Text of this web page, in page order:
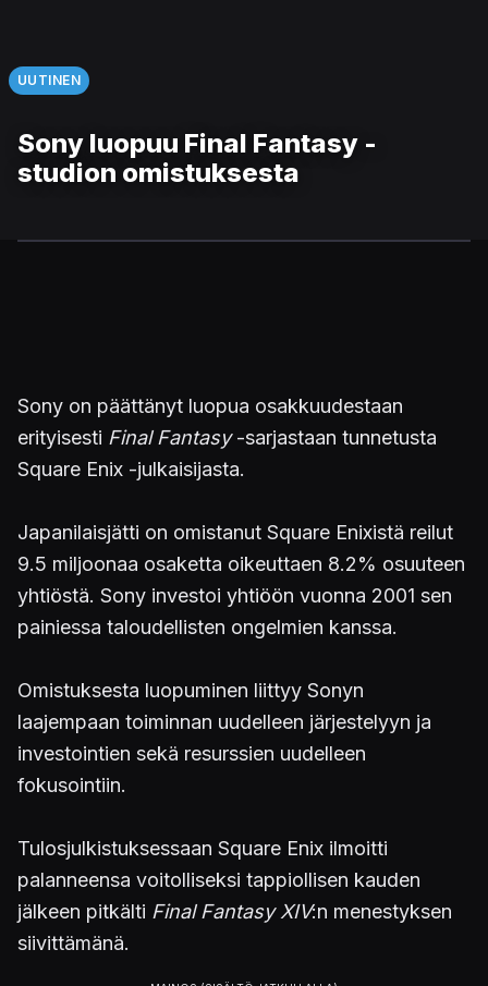
UUTINEN
Sony luopuu Final Fantasy -
studion omistuksesta
Sony on päättänyt luopua osakkuudestaan
erityisesti Final Fantasy-sarjastaan tunnetusta
Square Enix -julkaisijasta.
Japanilaisjätti on omistanut Square Enixistä reilut
9.5 miljoonaa osaketta oikeuttaen 8.2% osuuteen
yhtiöstä. Sony investoi yhtiöön vuonna 2001 sen
painiessa taloudellisten ongelmien kanssa.
Omistuksesta luopuminen liittyy Sonyn
laajempaan toiminnan uudelleen järjestelyyn ja
investointien sekä resurssien uudelleen
fokusointiin.
Tulosjulkistuksessaan Square Enix ilmoitti
palanneensa voitolliseksi tappiollisen kauden
jälkeen pitkälti Final Fantasy XIV:n menestyksen
siivittämänä.